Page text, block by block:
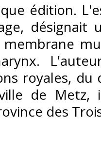
édition.
désignait
royales,
de Metz,
des